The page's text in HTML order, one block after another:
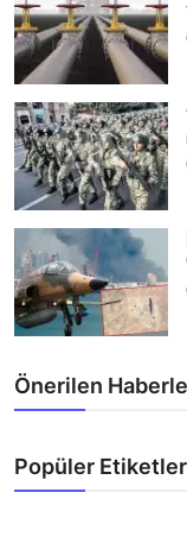
Önerilen
Popüler Etiketler